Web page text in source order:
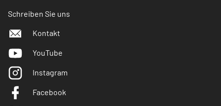
Schreiben Sie uns
Kontakt
YouTube
Instagram
Facebook